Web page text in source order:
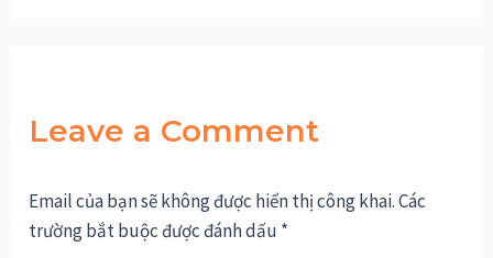
Leave a Comment
Email của bạn sẽ không được hiển thị công khai.Các
trường bắt buộc được đánh dấu *